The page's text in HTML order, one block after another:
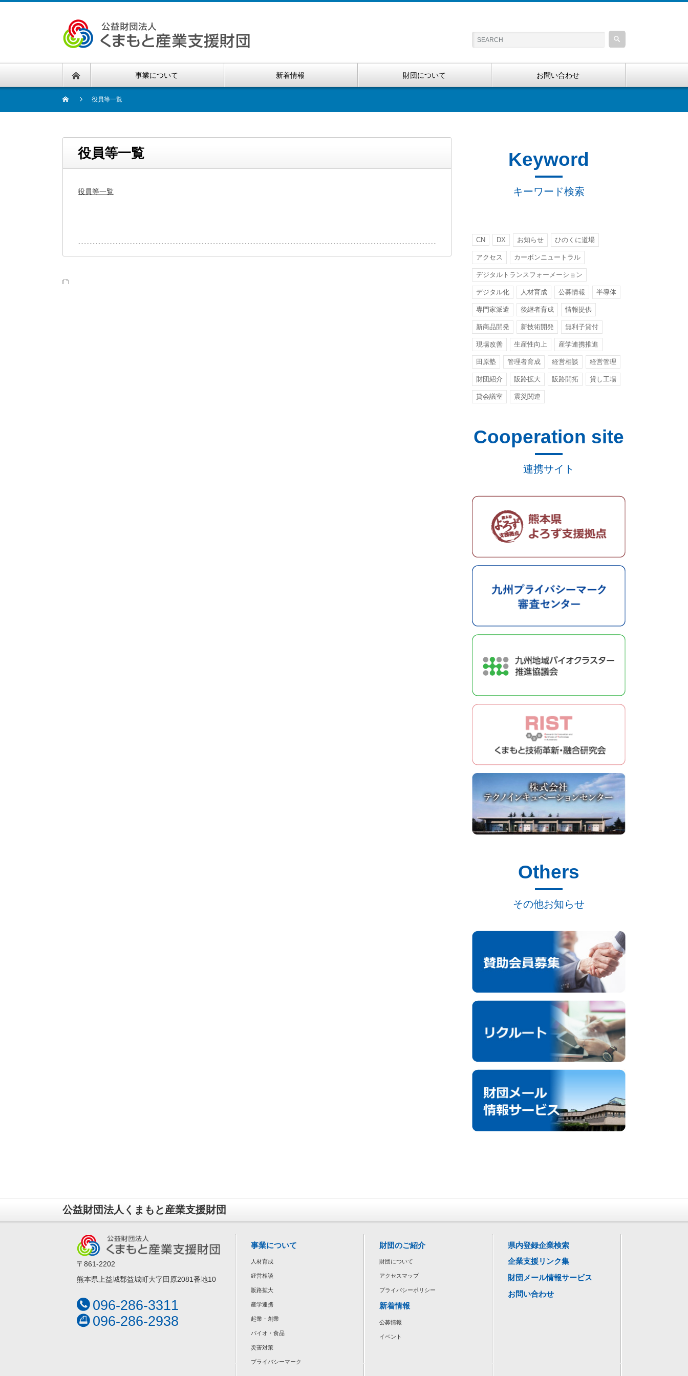
事業について 新着情報 財団について お問い合わせ
役員等一覧
役員等一覧
役員等一覧
Keyword
キーワード検索
CN DX お知らせ ひのくに道場
アクセス カーボンニュートラル
デジタルトランスフォーメーション
デジタル化 人材育成 公募情報 半導体
専門家派遣 後継者育成 情報提供
新商品開発 新技術開発 無利子貸付
現場改善 生産性向上 産学連携推進
田原塾 管理者育成 経営相談 経営管理
財団紹介 販路拡大 販路開拓 貸し工場
貸会議室 震災関連
Cooperation site
連携サイト
Others
その他お知らせ
公益財団法人くまもと産業支援財団
〒861-2202
熊本県上益城郡益城町大字田原2081番地10
096-286-3311
096-286-2938
事業について
人材育成
経営相談
販路拡大
産学連携
起業・創業
バイオ・食品
災害対策
プライバシーマーク
財団のご紹介
財団について
アクセスマップ
プライバシーポリシー
新着情報
公募情報
イベント
県内登録企業検索
企業支援リンク集
財団メール情報サービス
お問い合わせ